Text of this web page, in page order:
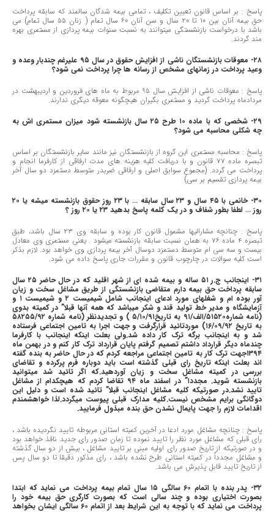
پاسخ : بر اساس قانون تعیین تکلیف ، تمامی بیمه شدگان سالمند که سابقه پرداخت
حق بیمه آنان بین ١٠ تا ٢٠ سال و سن آنان ٦٠ سال تمام ( زنان ٥٥ سال تمام) می
باشد با درخواست بازنشستگی میتوانند به نسبت سنوات بیمه پردازی از مستمری بهره
مند گردند.
٢٨- معوقات بازنشستگان ناشی از افزایش حقوق در سال ٩٥ علیرغم چندبار وعده و
وعید پرداخت در زمانهای مشخص از رسانه ها چرا پرداخت نمی شود؟
پاسخ : معوقات ناشی از افزایش سال ٩٥ مربوط به ماه های فروردین و اردیبهشت در
مردادماه پرداخت گردید و مستمری بگیران هیچگونه معوقه دیگری ندارند.
٢٩- شخصی که با ماده ١٠ طرح ٢٥ سال بازنشسته شود میزان مستمری اش به
چه شکلی محاسبه می شود؟
پاسخ : محاسبه مستمری این گروه از بازنشستگان نیز مانند سایر بازنشستگان بر اساس
تبصره ماده ٧٧ قانون و با دریافت کلیه هزینه های مدت ارفاقی از کارفرما انجام و
پرداخت می گردد. (مجموع سوابق اصلی و ارفاقی ضربدر متوسط دستمزد دو سال آخر
بیمه پردازی تقسیم بر سی)
٣٠- خانمی با ٤٥ سال و ٢٣ سال سابقه … با ٢٣ روز حقوق بازنشسته میشه یا ٢٠
روز … لطفا بطور شفاف و در یک کلمه پاسخ بدهید ٢٣ یا ٢٠ روز ؟
پاسخ : چنانچه مشارالیها مشمول قانون کار بوده و سابقه وی ٢٣ سال باشد، طبق
تبصره ٤ ماده ٧٦ به همان نسبت سابقه بازنشسته میشود . یعنی مستمری وی معادل
بیست و سه سی ام متوسط دستمزد دوسال آخر بیمه پردازی وی خواهد بود. لازم بذکر
است کلیه سوالات در چارچوب قانون و مقررات جاری پاسخ داده می شود.
٣١- اینجانب ج.ر ٥١ ساله و بیمه شده ای از شهر اقلید که در حال حاضر ٢٥ سال
سابقه پرداخت حق بیمه دارم متقاضی بازنشستگی از طریق مشاغل سخت و زیان
آور بوده ام و شغلهای مورد ادعای اینجانب شامل شیمیست ٢ و شیمیست ١ و
آزمایشگاه و مدیر خط تولید قند و شکر میباشد که همه آنها قبلا” در کمیته بدوی
(نامه شماره٥١٥٢٠/الف/٩١ به تاریخ٥/١٠/٩١ ) و تجدیدنظر (نامه شماره ٥٨٢٥٥/٩٢
به تاریخ ١٦/٠٩/٩٢) موردتائید قرارگرفت و جهت اجرا به تامین اجتماعی فرستاده
شد و به اینجانب برگه ترک کار داده شد.ولی بعلت اینکه اینجانب با کارفرما
چندماه دیگر قرارداد داشتم تصمیم گرفتم پایان قرارداد ترک کار کنم و در بهمن ماه
١٣٩٤جهت ترک کار به تامین اجتماعی مراجعه کردم که در حال حاضر به بنده گفته
اند بعلت اینکه تاریخ رای قبلی گذشته است باید دوباره فرم پرکرده و تقاضای
بررسی در کمیته مشاغل سخت و زیان آوردهید.که اگر تائید شد میتوانید
بازنشسته شوید. مجددا” در اسفند ماه ٩٤ تقاضا کردم که هیچکدام از مشاغل
تایید نشد.در صورتیکه کلیه مشاغل اینجانب قبلا” تائید شده است و دلیل این
دوگانگی برایم مشخص نیست.کلیه مدارک قبلی پیوست میگردد.لذا خواهشمندم
اقدامات لازم را جهت پایمال نشدن حق بنده مبذول فرمایید.
پاسخ : چنانچه مشاغل مورد ادعا در آخرین کمیته استانی مربوطه تایید نگردیده باشد ،
رای قبلی که مشاغل مورد نظر را تایید نموده تا زمان صدور رای جدید نافذ خواهد بود
و در صورتیکه از تاریخ صدور رای اولیه مبنی بر تایید مشاغل ، بیش از دو سال گذشته
و مشاغل مجدداً در کمیته استانی طرح نشده باشد ، رای مذکور دقیقا تا دو سال پس
از تاریخ تایید قابل پذیرش می باشد.
٣٢- پدر بنده با اتمام ٦٠ سالگی ١٥ سال تمام بیمه پرداخت می نماید که ابتدا
بصورت اختیاری بوده و چند سالی است که بصورت کارگری حق بیمه خود را
پرداخت می نماید که با توجه به این شرایط بعد از اتمام ٦٠ سالگی ایشان بخواهد